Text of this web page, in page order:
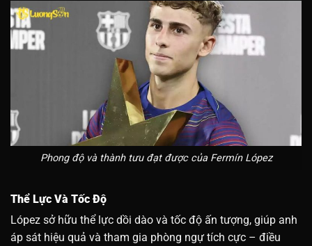
Phong độ và thành tưu đạt được của Fermín López
Thể Lực Và Tốc Độ
López sở hữu thể lực dồi dào và tốc độ ấn tượng, giúp anh
áp sát hiệu quả và tham gia phòng ngự tích cực – điều